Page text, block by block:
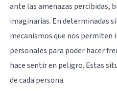
ante las amenazas percibidas,
imaginarias. En determinadas
mecanismos que nos permiten
personales para poder hacer
hace sentir en peligro. Estas
de cada persona.